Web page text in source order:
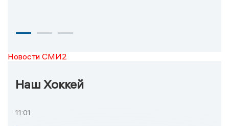
Новости СМИ2
Наш Хоккей
11:01